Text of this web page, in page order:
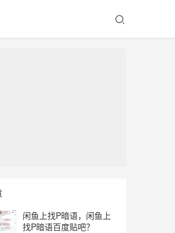
闲鱼上找P暗语，闲鱼上
找P暗语百度贴吧？